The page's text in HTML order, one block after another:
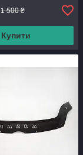
1 500 ₴
Купити